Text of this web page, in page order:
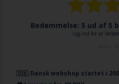
Bedømmelse: 5 ud af 5
Log ind for at
🇩🇰 Dansk webshop startet i